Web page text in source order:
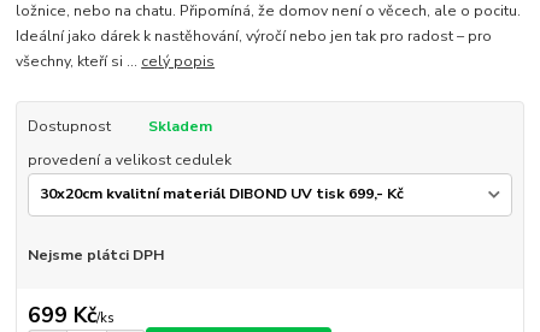
ložnice, nebo na chatu. Připomíná, že domov není o věcech, ale o pocitu.
Ideální jako dárek k nastěhování, výročí nebo jen tak pro radost – pro
všechny, kteří si ... celý popis
Dostupnost
Skladem
provedení a velikost cedulek
Nejsme plátci DPH
699 Kč/ks